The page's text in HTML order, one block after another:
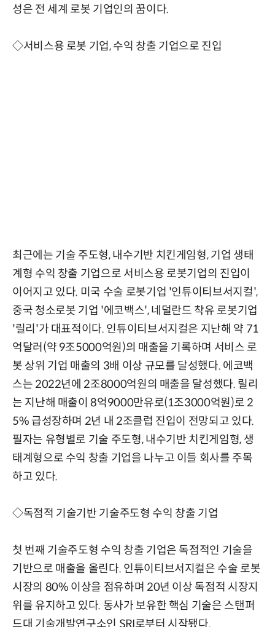
성은 전 세계 로봇 기업인의 꿈이다.
◇서비스용 로봇 기업, 수익 창출 기업으로 진입
최근에는 기술 주도형, 내수기반 치킨게임형, 기업 생태
계형 수익 창출 기업으로 서비스용 로봇기업의 진입이
이어지고 있다. 미국 수술 로봇기업 '인튜이티브서지컬',
중국 청소로봇 기업 '에코백스', 네덜란드 착유 로봇기업
'릴리'가 대표적이다. 인튜이티브서지컬은 지난해 약 71
억달러(약 9조5000억원)의 매출을 기록하며 서비스 로
봇 상위 기업 매출의 3배 이상 규모를 달성했다. 에코백
스는 2022년에 2조8000억원의 매출을 달성했다. 릴리
는 지난해 매출이 8억9000만유로(1조3000억원)로 2
5% 급성장하며 2년 내 2조클럽 진입이 전망되고 있다.
필자는 유형별로 기술 주도형, 내수기반 치킨게임형, 생
태계형으로 수익 창출 기업을 나누고 이들 회사를 주목
하고 있다.
◇독점적 기술기반 기술주도형 수익 창출 기업
첫 번째 기술주도형 수익 창출 기업은 독점적인 기술을
기반으로 매출을 올린다. 인튜이티브서지컬은 수술 로봇
시장의 80% 이상을 점유하며 20년 이상 독점적 시장지
위를 유지하고 있다. 동사가 보유한 핵심 기술은 스탠퍼
드대 기술개발연구소인 SRI로부터 시작됐다.